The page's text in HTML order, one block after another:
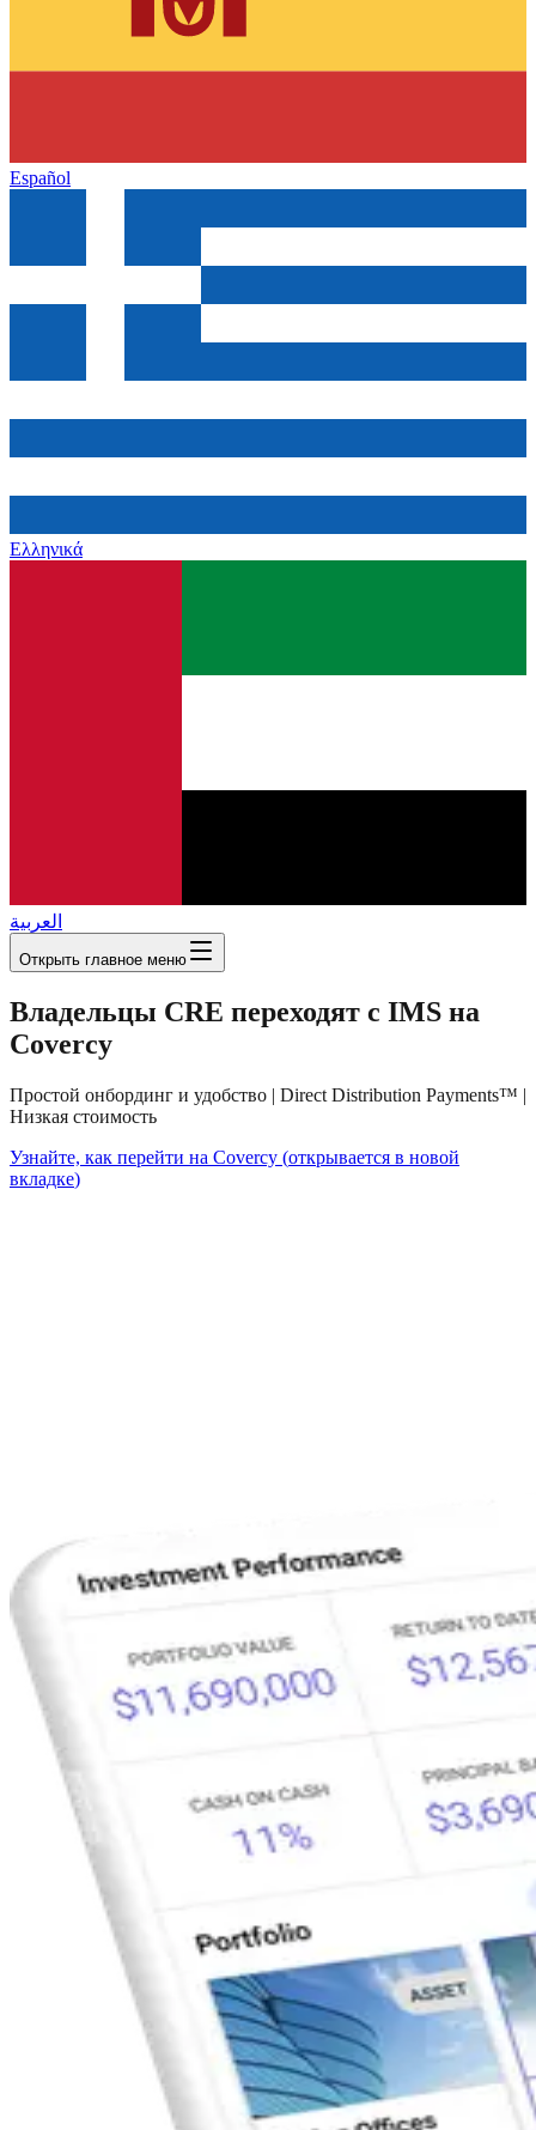
Español
Ελληνικά
العربية
Открыть главное меню
Владельцы CRE переходят с IMS на
Covercy
Простой онбординг и удобство | Direct Distribution Payments™ |
Низкая стоимость
Узнайте, как перейти на Covercy (открывается в новой
вкладке)